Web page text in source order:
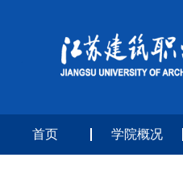
首页 学院概况